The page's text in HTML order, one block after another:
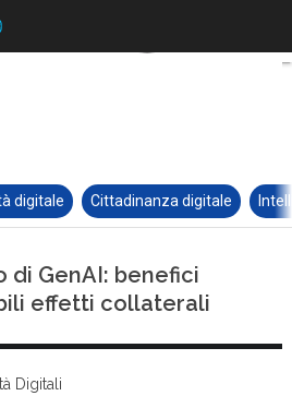
digitale Cittadinanza digitale
di GenAI: benefici
effetti collaterali
Digitali